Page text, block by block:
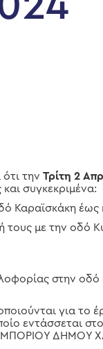
την Τρίτη 2
συγκεκριμένα:
Καραϊσκάκη
με την οδό
στην
για το
εντάσσεται
ΔΗΜΟΥ